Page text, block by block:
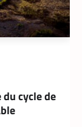
cycle de